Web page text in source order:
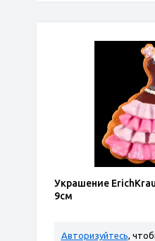
Украшение
9см
Авторизуйтесь,